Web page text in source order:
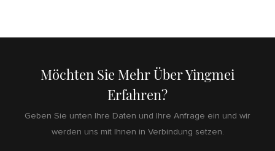
Möchten Sie Mehr Über Yingmei
Erfahren?
Geben Sie unten Ihre Daten und Ihre Anfrage ein und wir
werden uns mit Ihnen in Verbindung setzen.